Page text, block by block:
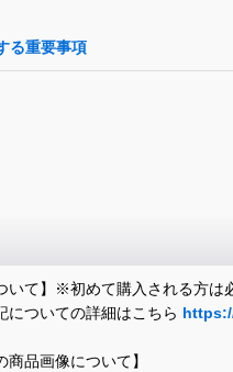
る重要事項
いて】※初めて購入される方は
についての詳細はこちら
商品画像について】